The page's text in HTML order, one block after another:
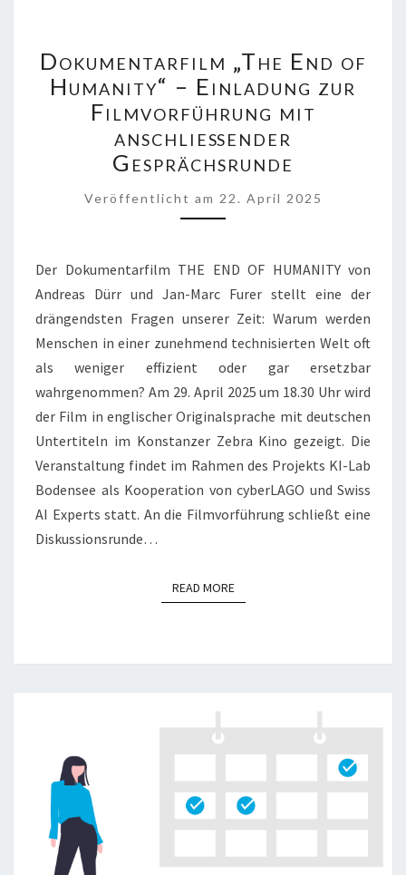
„THE
END
OF
HUMANITY“
–
EINLADUNG
FILMVORFÜHRUNG
MIT
Dokumentarfilm „The End of
Humanity“ – Einladung zur
Filmvorführung mit
anschließender
Gesprächsrunde
Veröffentlicht am 22. April 2025
Der Dokumentarfilm THE END OF HUMANITY von
Andreas Dürr und Jan-Marc Furer stellt eine der
drängendsten Fragen unserer Zeit: Warum werden
Menschen in einer zunehmend technisierten Welt oft
als weniger effizient oder gar ersetzbar
wahrgenommen? Am 29. April 2025 um 18.30 Uhr wird
der Film in englischer Originalsprache mit deutschen
Untertiteln im Konstanzer Zebra Kino gezeigt. Die
Veranstaltung findet im Rahmen des Projekts KI-Lab
Bodensee als Kooperation von cyberLAGO und Swiss
AI Experts statt. An die Filmvorführung schließt eine
Diskussionsrunde…
READ MOREREAD MORE